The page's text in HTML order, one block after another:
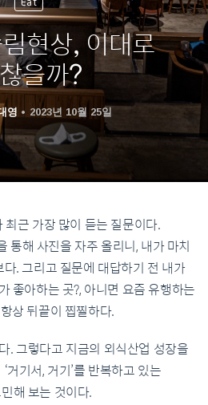
현상, 이대로
을까?
영 2023년 10월 25일
최근 가장 많이 듣는 질문이다.
통해 사진을 자주 올리니, 내가 마치
. 그리고 질문에 대답하기 전 내가
좋아하는 곳?, 아니면 요즘 유행하는
상 뒤끝이 찝찔하다.
. 그렇다고 지금의 외식산업 성장을
거기서, 거기’를 반복하고 있는
해 보는 것이다.